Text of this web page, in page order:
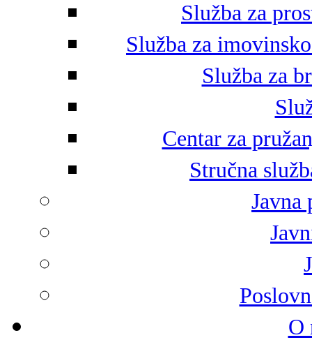
Služba za
Služba za
Služba za
Centar za
Stručna
Javna
O